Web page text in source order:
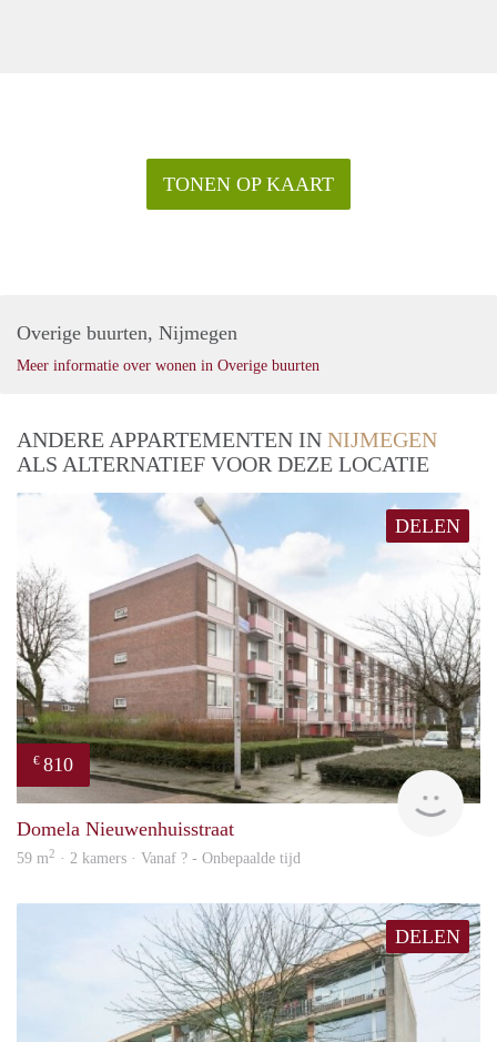
TONEN OP KAART
Overige buurten, Nijmegen
Meer informatie over wonen in Overige buurten
ANDERE APPARTEMENTEN IN NIJMEGEN
ALS ALTERNATIEF VOOR DEZE LOCATIE
DELEN
€ 810
Domela Nieuwenhuisstraat
59 m2 · 2 kamers · Vanaf ? - Onbepaalde tijd
DELEN